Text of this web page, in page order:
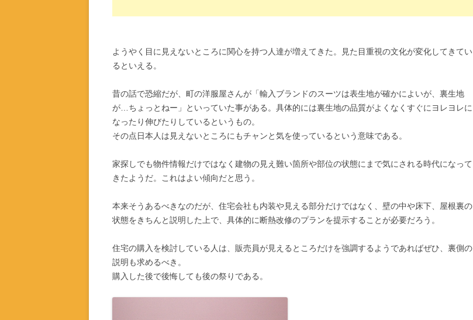
ようやく目に見えないところに関心を持つ人達が増えてきた。見た目重視の文化が変化してきてい
るといえる。
昔の話で恐縮だが、町の洋服屋さんが「輸入ブランドのスーツは表生地が確かによいが、裏生地
が…ちょっとねー」といっていた事がある。具体的には裏生地の品質がよくなくすぐにヨレヨレに
なったり伸びたりしているというもの。
その点日本人は見えないところにもチャンと気を使っているという意味である。
家探しでも物件情報だけではなく建物の見え難い箇所や部位の状態にまで気にされる時代になって
きたようだ。これはよい傾向だと思う。
本来そうあるべきなのだが、住宅会社も内装や見える部分だけではなく、壁の中や床下、屋根裏の
状態をきちんと説明した上で、具体的に断熱改修のプランを提示することが必要だろう。
住宅の購入を検討している人は、販売員が見えるところだけを強調するようであればぜひ、裏側の
説明も求めるべき。
購入した後で後悔しても後の祭りである。